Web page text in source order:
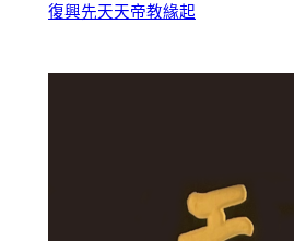
復興先天天帝教緣起